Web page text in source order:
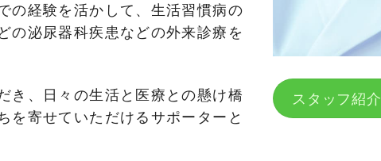
の経験を活かして、生活習慣病の
の泌尿器科疾患などの外来診療を
き、日々の生活と医療との懸け橋
を寄せていただけるサポーターと
スタッフ紹介